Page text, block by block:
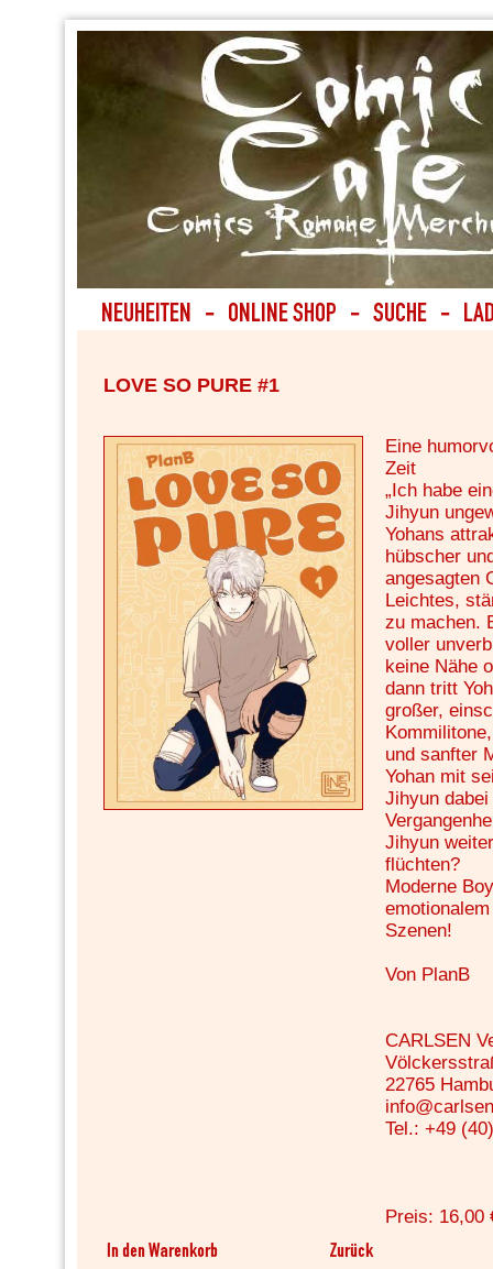
LOVE SO PURE #1
Eine
Zeit
„Ich habe
Jihyun
Yohans
hübscher
angesagten
Leichtes,
zu machen.
voller
keine Nähe
dann tritt
großer,
und sanfter
Yohan mit
Jihyun
Jihyun
flüchten?
Moderne
Szenen!
Von PlanB
CARLSEN
22765
Tel.: +49
Preis: 16,00